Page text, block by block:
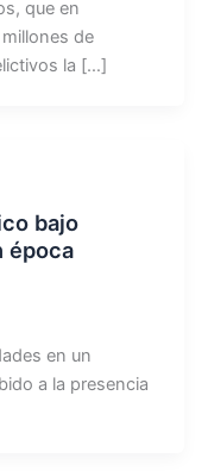
que en
de
la […]
bajo
época
en un
a la presencia